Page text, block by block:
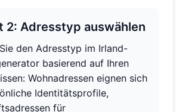
2: Adresstyp auswählen
den Adresstyp im Irland-
basierend auf Ihren
Wohnadressen eignen sich
Identitätsprofile,
für